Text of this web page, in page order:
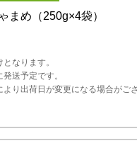
まめ（250g×4袋）
なります。
送予定です。
より出荷日が変更になる場合がご